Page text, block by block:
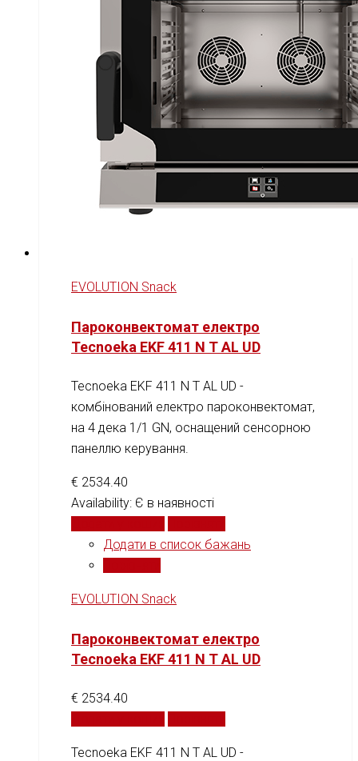
EVOLUTION Snack
Пароконвектомат електро
Tecnoeka EKF 411 N T AL UD
Tecnoeka EKF 411 N T AL UD -
комбінований електро пароконвектомат,
на 4 дека 1/1 GN, оснащений сенсорною
панеллю керування.
€ 2534.40
Availability: Є в наявності
Додати в список бажань
EVOLUTION Snack
Пароконвектомат електро
Tecnoeka EKF 411 N T AL UD
€ 2534.40
Tecnoeka EKF 411 N T AL UD -